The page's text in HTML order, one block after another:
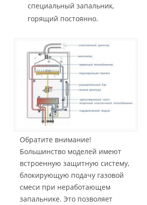
специальный запальник,
горящий постоянно.
Обратите внимание!
Большинство моделей имеют
встроенную защитную систему,
блокирующую подачу газовой
смеси при неработающем
запальнике. Это позволяет